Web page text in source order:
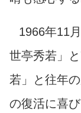
1966年11
世亭秀若」
若」と往年
の復活に喜